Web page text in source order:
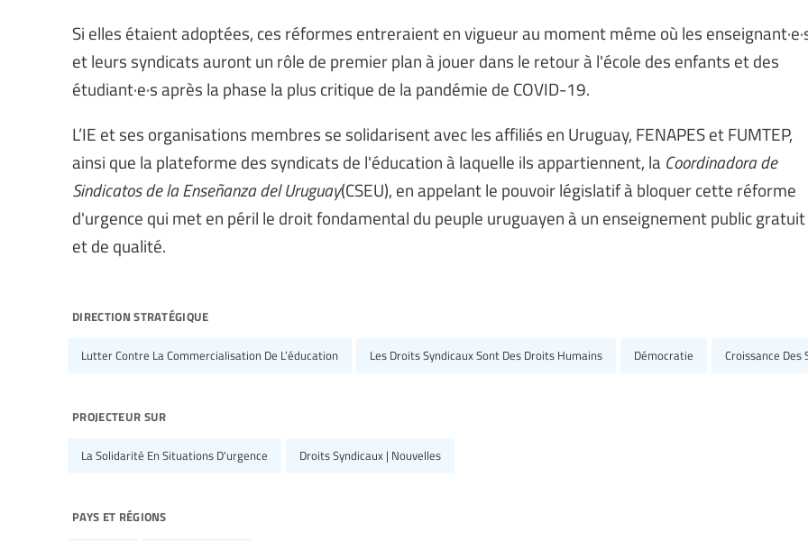
Si elles étaient adoptées, ces réformes entreraient en vigueur au moment même où les
et leurs syndicats auront un rôle de premier plan à jouer dans le retour à l'école des enfants et des
étudiant·e·s après la phase la plus critique de la pandémie de COVID-19.
L’IE et ses organisations membres se solidarisent avec les affiliés en Uruguay, FENAPES et FUMTEP,
ainsi que la plateforme des syndicats de l'éducation à laquelle ils appartiennent, la Coordinadora de
Sindicatos de la Enseñanza del Uruguay(CSEU), en appelant le pouvoir législatif à bloquer cette réforme
d'urgence qui met en péril le droit fondamental du peuple uruguayen à un enseignement public gratuit
et de qualité.
direction stratégique
Lutter Contre La Commercialisation De L’éducation Les Droits Syndicaux Sont Des Droits Humains Démocratie Croissance Des
projecteur sur
La Solidarité En Situations D'urgence Droits Syndicaux | Nouvelles
pays et régions